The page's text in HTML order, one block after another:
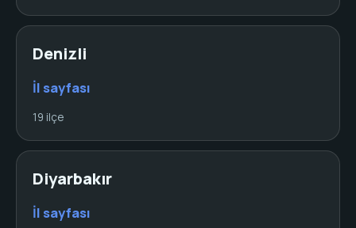
Denizli
İl sayfası
19 ilçe
Diyarbakır
İl sayfası